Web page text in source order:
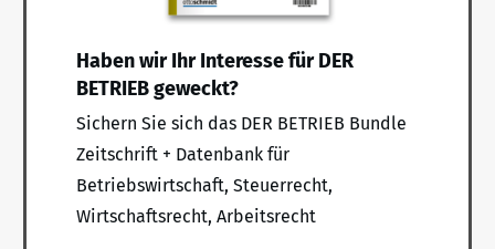
Haben wir Ihr Interesse für DER
BETRIEB geweckt?
Sichern Sie sich das DER BETRIEB Bundle
Zeitschrift + Datenbank für
Betriebswirtschaft, Steuerrecht,
Wirtschaftsrecht, Arbeitsrecht